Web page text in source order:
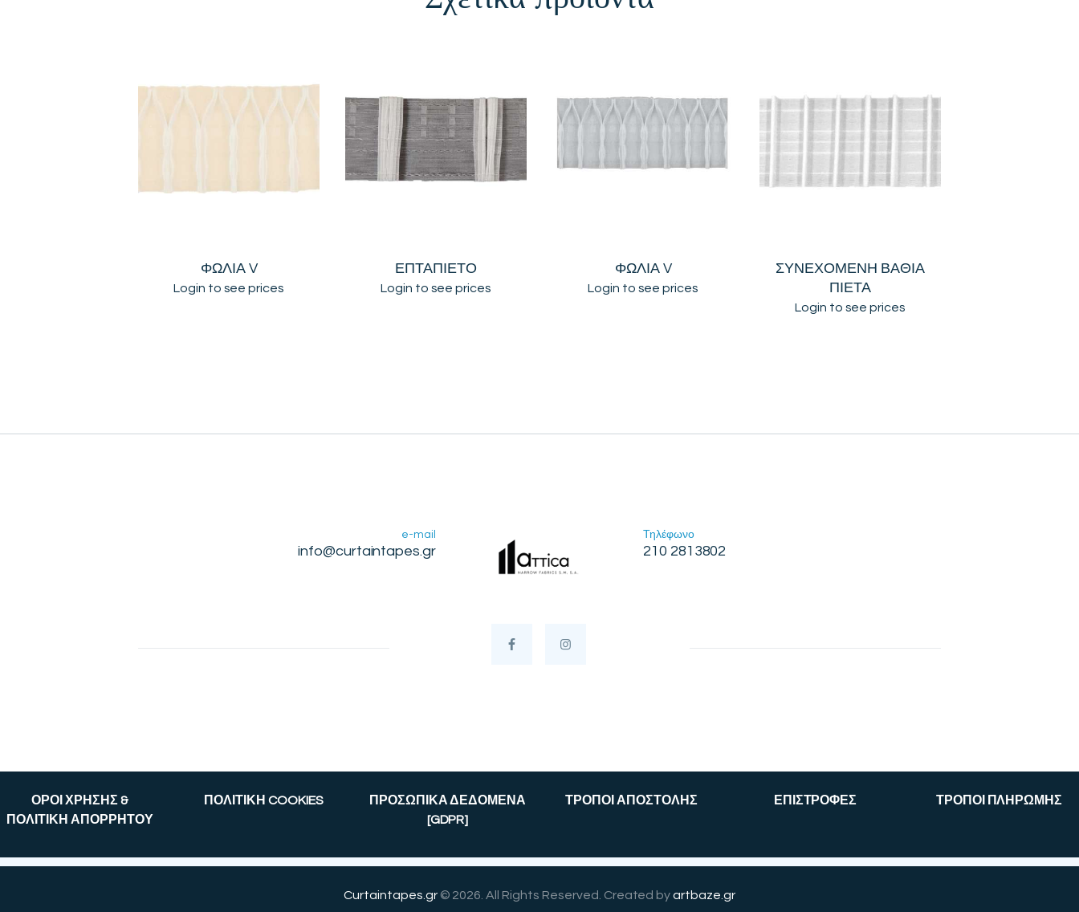
ΦΩΛΙΑ V
Login to see prices
ΕΠΤΑΠΙΕΤΟ
Login to see prices
ΦΩΛΙΑ V
Login to see prices
ΣΥΝΕΧΟΜΕΝΗ ΒΑΘΙΑ
ΠΙΕΤΑ
Login to see prices
e-mail
info@curtaintapes.gr
Τηλέφωνο
210 2813802
ΟΡΟΙ ΧΡΗΣΗΣ &
ΠΟΛΙΤΙΚΗ ΑΠΟΡΡΗΤΟΥ
ΠΟΛΙΤΙΚΗ COOKIES
ΠΡΟΣΩΠΙΚΑ ΔΕΔΟΜΕΝΑ
[GDPR]
ΤΡΟΠΟΙ ΑΠΟΣΤΟΛΗΣ ΕΠΙΣΤΡΟΦΕΣ ΤΡΟΠΟΙ ΠΛΗΡΩΜΗΣ
Curtaintapes.gr© 2026. All Rights Reserved. Created byartbaze.gr